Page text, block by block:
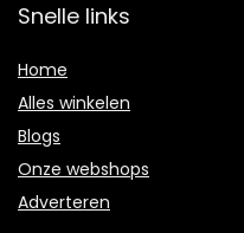
Snelle links
Home
Alles winkelen
Blogs
Onze webshops
Adverteren